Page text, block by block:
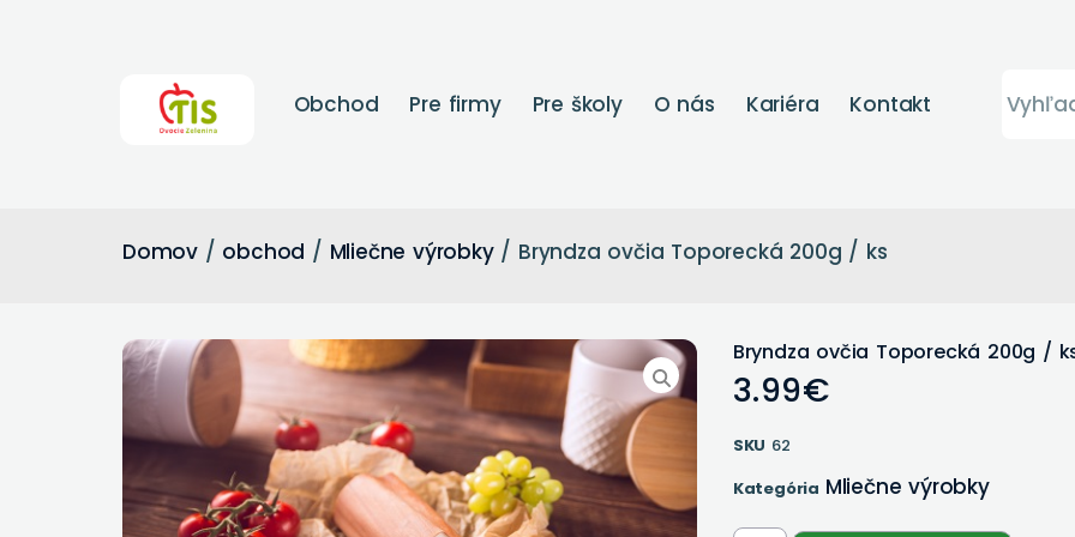
Obchod Pre firmy Pre školy O nás Kariéra Kontakt
Domov / obchod / Mliečne výrobky/ Bryndza ovčia Toporecká 200g / ks
Bryndza ovčia Toporecká 200g /
3.99€
SKU 62
Kategória Mliečne výrobky